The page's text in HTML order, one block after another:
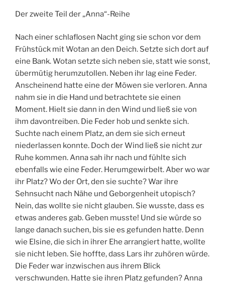
Der zweite Teil der „Anna“-Reihe
Nach einer schlaflosen Nacht ging sie schon vor dem
Frühstück mit Wotan an den Deich. Setzte sich dort auf
eine Bank. Wotan setzte sich neben sie, statt wie sonst,
übermütig herumzutollen. Neben ihr lag eine Feder.
Anscheinend hatte eine der Möwen sie verloren. Anna
nahm sie in die Hand und betrachtete sie einen
Moment. Hielt sie dann in den Wind und ließ sie von
ihm davontreiben. Die Feder hob und senkte sich.
Suchte nach einem Platz, an dem sie sich erneut
niederlassen konnte. Doch der Wind ließ sie nicht zur
Ruhe kommen. Anna sah ihr nach und fühlte sich
ebenfalls wie eine Feder. Herumgewirbelt. Aber wo war
ihr Platz? Wo der Ort, den sie suchte? War ihre
Sehnsucht nach Nähe und Geborgenheit utopisch?
Nein, das wollte sie nicht glauben. Sie wusste, dass es
etwas anderes gab. Geben musste! Und sie würde so
lange danach suchen, bis sie es gefunden hatte. Denn
wie Elsine, die sich in ihrer Ehe arrangiert hatte, wollte
sie nicht leben. Sie hoffte, dass Lars ihr zuhören würde.
Die Feder war inzwischen aus ihrem Blick
verschwunden. Hatte sie ihren Platz gefunden? Anna